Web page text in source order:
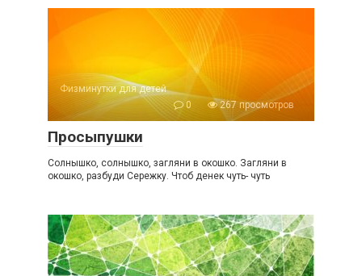
Физминутки для детей
0
267 просмотров
Просыпушки
Солнышко, солнышко, загляни в окошко. Загляни в
окошко, разбуди Сережку. Чтоб денек чуть- чуть